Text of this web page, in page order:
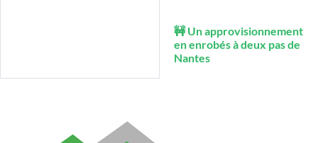
🚧 Un approvisionnement
en enrobés à deux pas de
Nantes